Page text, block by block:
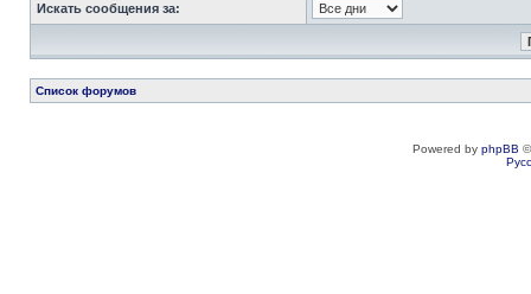
Искать сообщения за:
Список форумов
Powered by phpBB